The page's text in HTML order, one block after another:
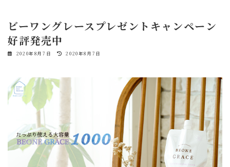
ビーワングレースプレゼントキャンペーン
好評発売中
2020年8月7日
最
日
2020年8月7日